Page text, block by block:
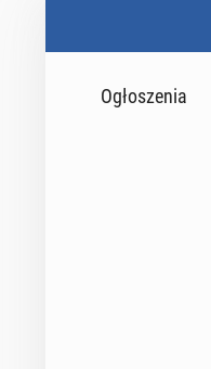
Ogłoszenia